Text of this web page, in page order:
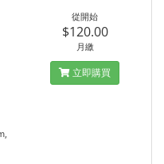
從開始
$120.00
月繳
立即購買